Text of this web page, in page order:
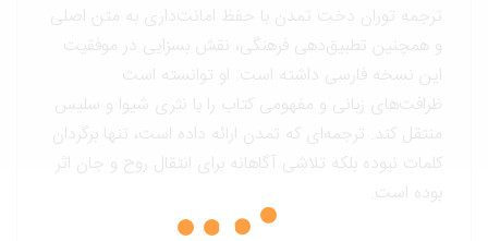
ترجمه توران دخت تمدن با حفظ امانت‌داری به متن اصلی
و همچنین تطبیق‌دهی فرهنگی، نقش بسزایی در موفقیت
این نسخه فارسی داشته است. او توانسته است
ظرافت‌های زبانی و مفهومی کتاب را با نثری شیوا و سلیس
منتقل کند. ترجمه‌ای که تمدن ارائه داده است، تنها برگردان
کلمات نبوده بلکه تلاشی آگاهانه برای انتقال روح و جان اثر
بوده است.